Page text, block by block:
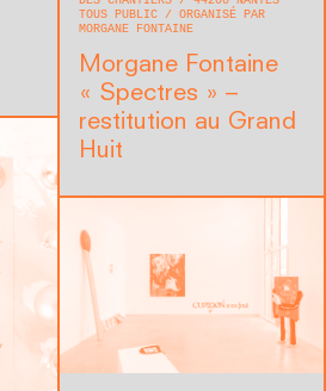
TOUS PUBLIC
ORGANISÉ PAR
MORGANE FONTAINE
Morgane Fontaine
« Spectres » –
restitution au Grand
Huit